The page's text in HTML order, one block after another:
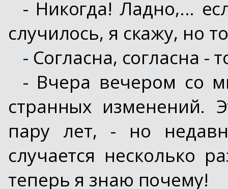
- Никогда! Ладно,...
случилось, я скажу, но
- Согласна, согласна -
- Вчера вечером со
странных изменений.
пару лет, - но
случается несколько
теперь я знаю почему!